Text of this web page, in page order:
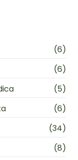
(6)
(6)
(5)
(6)
(34)
(8)